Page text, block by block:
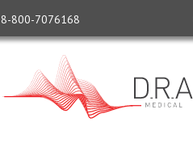
8-800-7076168